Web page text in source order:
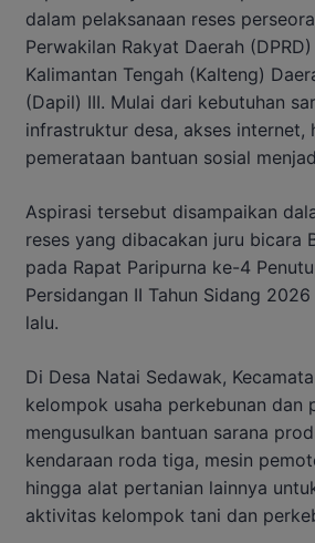
dalam pelaksanaan reses
Perwakilan Rakyat Daerah
Kalimantan Tengah (Kalteng)
(Dapil) III. Mulai dari kebutuhan
infrastruktur desa, akses internet,
pemerataan bantuan sosial
Aspirasi tersebut disampaikan
reses yang dibacakan juru bicara
pada Rapat Paripurna ke-4
Persidangan II Tahun Sidang
lalu.
Di Desa Natai Sedawak,
kelompok usaha perkebunan dan
mengusulkan bantuan sarana
kendaraan roda tiga, mesin
hingga alat pertanian lainnya
aktivitas kelompok tani dan